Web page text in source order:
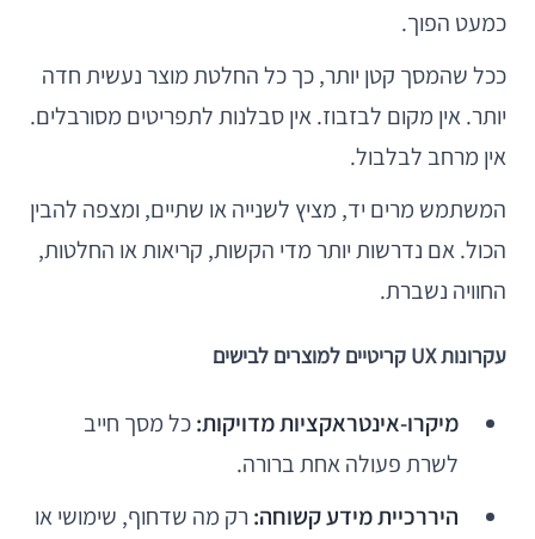
כמעט הפוך.
ככל שהמסך קטן יותר, כך כל החלטת מוצר נעשית חדה
יותר. אין מקום לבזבוז. אין סבלנות לתפריטים מסורבלים.
אין מרחב לבלבול.
המשתמש מרים יד, מציץ לשנייה או שתיים, ומצפה להבין
הכול. אם נדרשות יותר מדי הקשות, קריאות או החלטות,
החוויה נשברת.
עקרונות UX קריטיים למוצרים לבישים
מיקרו-אינטראקציות מדויקות:כל מסך חייב
לשרת פעולה אחת ברורה.
היררכיית מידע קשוחה: רק מה שדחוף, שימושי או